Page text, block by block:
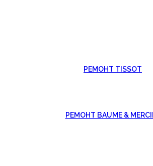
РЕМОНТ TISSOT
РЕМОНТ BAUME &